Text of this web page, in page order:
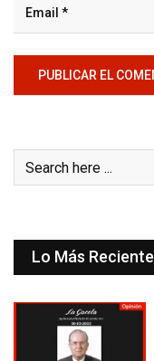
Lo Más Reciente